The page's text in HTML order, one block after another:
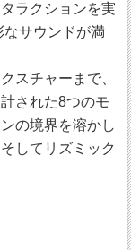
ラクションを実
サウンドが満
スチャーまで、
された8つのモ
の境界を溶かし
してリズミック